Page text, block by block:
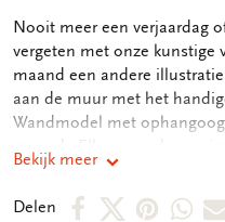
OMSCHRIJVING
Nooit meer een verjaardag
vergeten met onze kunstige
maand een andere
aan de muur met het
Wandmodel met
maand - Elke maand een
Tintoretto papier - 162 gram
Bekijk meer
Delen
DeelDeelDeel